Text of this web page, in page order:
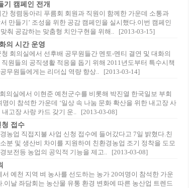
기 캠페인 전개
청렴동아리 푸름회 회원과 직원이 함께한 가운데 소통과
만들기’ 조성을 위한 공감 캠페인을 실시했다.이번 캠페인
춰 공감하는 맞춤형 치안구현을 위해.. [2013-03-15]
의 시간 운영
회의실에서 선후배 공무원들간 멘토-멘티 결연 및 대화의
원들의 공직생활 적응을 돕기 위해 2011년도부터 특수시책
무원들에게는 리더십 역량 향상.. [2013-03-14]
의실에서 이현준 예천군수를 비롯해 박진열 한국일보 부회
이 참석한 가운데 ‘일상 속 나눔 문화 확산을 위한 내고장 사
고장 사랑 카드 갖기 운.. [2013-03-08]
접수
농업 직접지불 사업 신청 접수에 들어갔다고 7일 밝혔다.친
분 및 생산비 차이를 지원하여 친환경농업 조기 정착을 도모
보전등 농업의 공익적 기능을 제고.. [2013-03-08]
예천 지역 벼 농사를 선도하는 농가 20여명이 참석한 가운
이날 좌담회는 농산물 유통 환경 변화에 따른 농산업 트렌드